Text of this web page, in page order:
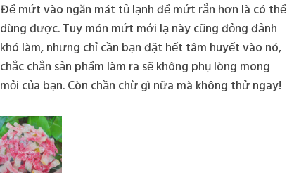
Để mứt vào ngăn mát tủ lạnh để mứt rắn hơn là có thể
dùng được. Tuy món mứt mới lạ này cũng đỏng đảnh
khó làm, nhưng chỉ cần bạn đặt hết tâm huyết vào nó,
chắc chắn sản phẩm làm ra sẽ không phụ lòng mong
mỏi của bạn. Còn chần chừ gì nữa mà không thử ngay!